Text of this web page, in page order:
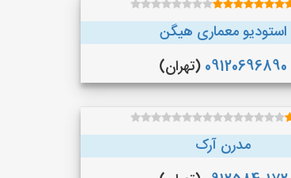
استودیو معماری هیگن
09120696890 (تهران)
مدرن آرک